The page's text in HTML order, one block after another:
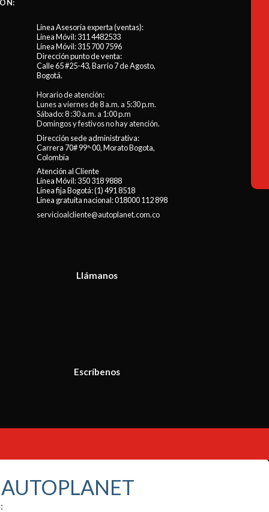
Línea Asesoría experta (ventas):
Línea Móvil:311 4482533
Línea Móvil:315 700 7596
Dirección punto de venta:
Calle 65 #25-43, Barrio 7 de Agosto,
Bogotá.
Horario de atención:
Lunes a viernes de 8 a.m. a 5:30 p.m.
Sábado: 8 :30 a.m. a 1:00 p.m
Domingos y festivos no hay atención.
Dirección sede administrativa:
Carrera 70# 99ª-00, Morato Bogota,
Colombia
Atención al Cliente
Línea Móvil:350 318 9888
Línea fija Bogotá:(1) 491 8518
Línea gratuita nacional:018000 112 898
servicioalcliente@autoplanet.com.co
Llámanos
Escríbenos